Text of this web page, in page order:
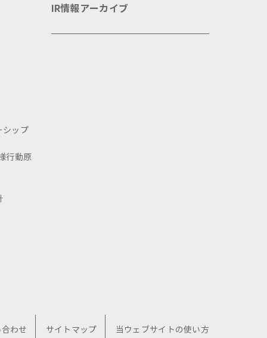
シップ
行動原
IR情報アーカイブ
わせ サイトマップ 当ウェブサイトの使い方